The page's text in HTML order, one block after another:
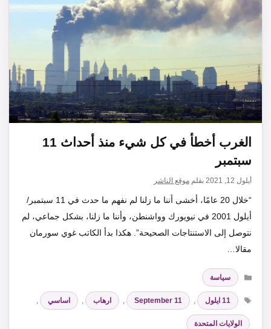
الغرب أخطأ في كل شيء منذ أحداث 11
سبتمبر
أيلول 12, 2021 بقلم موقع الناشر
“خلال 20 عامًا، أخشى أننا ما زلنا لم نفهم ما حدث في 11 سبتمبر/
أيلول 2001 في نيويورك وواشنطن، وأننا ما زلنا، بشكل جماعي، لم
نتوصل إلى الاستنتاجات الصحيحة”. هكذا بدأ الكاتب غوي سورمان
مقالا…
التصنيفات
سياسة
الوسوم
11 ايلول ,
September 11
, ارهاب , اساسي ,
الولايات المتحدة